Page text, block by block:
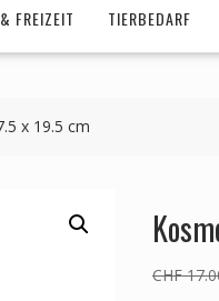
FREIZEIT TIERBEDARF
x 19.5 cm
CHF